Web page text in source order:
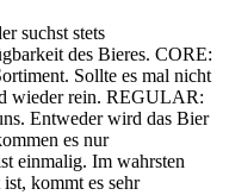
suchst stets
des Bieres. CORE:
Sollte es mal nicht
wieder rein. REGULAR:
Entweder wird das Bier
es nur
einmalig. Im wahrsten
kommt es sehr